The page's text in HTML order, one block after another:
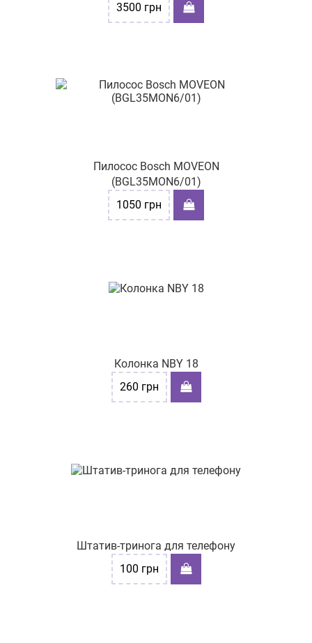
3500 грн
Пилосос Bosch MOVEON
(BGL35MON6/01)
1050 грн
Колонка NBY 18
260 грн
Штатив-тринога для телефону
100 грн